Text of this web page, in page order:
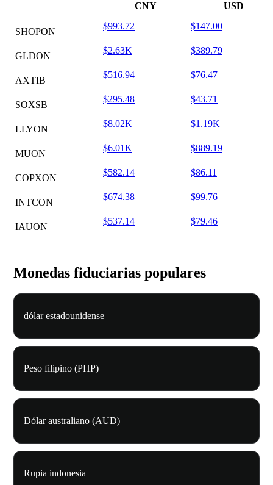
CNY USD
SHOPON
$993.72 $147.00
GLDON
$2.63K $389.79
AXTIB
$516.94 $76.47
SOXSB
$295.48 $43.71
LLYON
$8.02K $1.19K
MUON
$6.01K $889.19
COPXON
$582.14 $86.11
INTCON
$674.38 $99.76
IAUON
$537.14 $79.46
Monedas fiduciarias populares
dólar estadounidense
Peso filipino (PHP)
Dólar australiano (AUD)
Rupia indonesia